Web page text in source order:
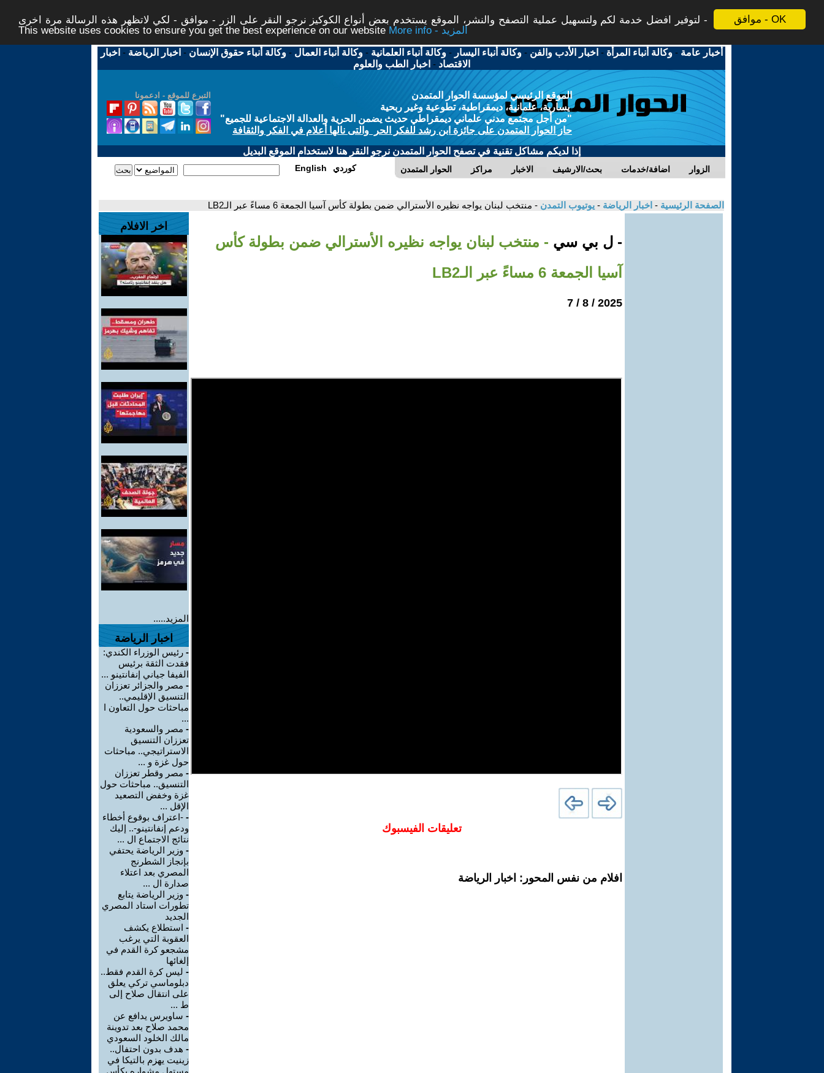
موافق - OK
لتوفير افضل خدمة لكم ولتسهيل عملية التصفح والنشر، الموقع يستخدم بعض أنواع الكوكيز نرجو النقر على الزر - موافق - لكي لاتظهر هذه الرسالة مرة اخرى -
This website uses cookies to ensure you get the best experience on our website
More info - المزيد
أخبار عامة -وكالة أنباء المرأة - اخبار الأدب والفن -وكالة أنباء اليسار -وكالة أنباء العلمانية -وكالة أنباء العمال -وكالة أنباء حقوق الإنسان - اخبار الرياضة - اخبار
الاقتصاد - اخبار الطب والعلوم
التبرع للموقع - ادعمونا
الموقع الرئيسي لمؤسسة الحوار المتمدن
يسارية، علمانية، ديمقراطية، تطوعية وغير ربحية
"من أجل مجتمع مدني علماني ديمقراطي حديث يضمن الحرية والعدالة الاجتماعية للجميع"
حاز الحوار المتمدن على جائزة ابن رشد للفكر الحر والتى نالها أعلام في الفكر والثقافة
إذا لديكم مشاكل تقنية في تصفح الحوار المتمدن نرجو النقر هنا لاستخدام الموقع البديل
الحوار المتمدن مراكز الاخبار بحث/الارشيف اضافة/خدمات الزوار English كوردي
الصفحة الرئيسية - اخبار الرياضة - يوتيوب التمدن - منتخب لبنان يواجه نظيره الأسترالي ضمن بطولة كأس آسيا الجمعة 6 مساءً عبر الـLB2
- ل بي سي - منتخب لبنان يواجه نظيره الأسترالي ضمن بطولة كأس
آسيا الجمعة 6 مساءً عبر الـLB2
2025 / 8 / 7
تعليقات الفيسبوك
افلام من نفس المحور: اخبار الرياضة
اخر الافلام
المزيد.....
اخبار الرياضة
- رئيس الوزراء الكندي:
فقدت الثقة برئيس
الفيفا جياني إنفانتينو ...
- مصر والجزائر تعززان
التنسيق الإقليمي..
مباحثات حول التعاون ا
...
- مصر والسعودية
تعززان التنسيق
الاستراتيجي.. مباحثات
حول غزة و ...
- مصر وقطر تعززان
التنسيق.. مباحثات حول
غزة وخفض التصعيد
الإقل ...
- -اعتراف بوقوع أخطاء
ودعم إنفانتينو-.. إليك
نتائج الاجتماع ال ...
- وزير الرياضة يحتفي
بإنجاز الشطرنج
المصري بعد اعتلاء
صدارة ال ...
- وزير الرياضة يتابع
تطورات استاد المصري
الجديد
- استطلاع يكشف
العقوبة التي يرغب
مشجعو كرة القدم في
إلغائها
- ليس كرة القدم فقط..
دبلوماسي تركي يعلق
على انتقال صلاح إلى
ط ...
- ساويرس يدافع عن
محمد صلاح بعد تدوينة
مالك الخلود السعودي
- هدف بدون احتفال..
زينيت يهزم بالتيكا في
مستهل مشواره بكأس